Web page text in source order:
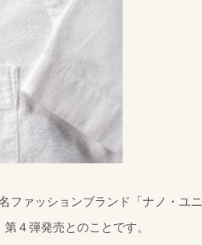
ファッションブランド「ナノ・ユニ
４弾発売とのことです。